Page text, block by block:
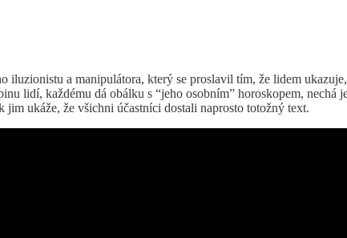
iluzionistu a manipulátora, který se proslavil tím, že lidem
lidí, každému dá obálku s “jeho osobním” horoskopem,
ukáže, že všichni účastníci dostali naprosto totožný text.